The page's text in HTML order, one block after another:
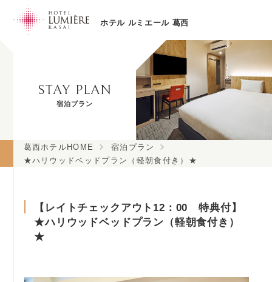
STAY PLAN
宿泊プラン
葛西ホテルHOME
宿泊プラン
★ハリウッドベッドプラン（軽朝食付き）★
【レイトチェックアウト12：00 特典付】
★ハリウッドベッドプラン（軽朝食付き）
★
ホテル ルミエール 葛西